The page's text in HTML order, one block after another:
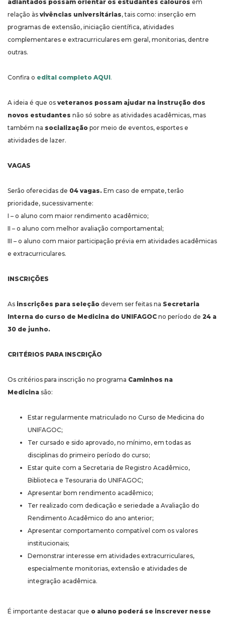
adiantados possam orientar os estudantes calouros em
relação às vivências universitárias, tais como: inserção em
programas de extensão, iniciação científica, atividades
complementares e extracurriculares em geral, monitorias, dentre
outras.
Confira o edital completo AQUI.
A ideia é que os veteranos possam ajudar na instrução dos
novos estudantes não só sobre as atividades acadêmicas, mas
também na socialização por meio de eventos, esportes e
atividades de lazer.
VAGAS
Serão oferecidas de 04 vagas. Em caso de empate, terão
prioridade, sucessivamente:
I – o aluno com maior rendimento acadêmico;
II – o aluno com melhor avaliação comportamental;
III – o aluno com maior participação prévia em atividades acadêmicas
e extracurriculares.
INSCRIÇÕES
As inscrições para seleção devem ser feitas na Secretaria
Interna do curso de Medicina do UNIFAGOC no período de 24 a
30 de junho.
CRITÉRIOS PARA INSCRIÇÃO
Os critérios para inscrição no programa Caminhos na
Medicina são:
Estar regularmente matriculado no Curso de Medicina do
UNIFAGOC;
Ter cursado e sido aprovado, no mínimo, em todas as
disciplinas do primeiro período do curso;
Estar quite com a Secretaria de Registro Acadêmico,
Biblioteca e Tesouraria do UNIFAGOC;
Apresentar bom rendimento acadêmico;
Ter realizado com dedicação e seriedade a Avaliação do
Rendimento Acadêmico do ano anterior;
Apresentar comportamento compatível com os valores
institucionais;
Demonstrar interesse em atividades extracurriculares,
especialmente monitorias, extensão e atividades de
integração acadêmica.
É importante destacar que o aluno poderá se inscrever nesse